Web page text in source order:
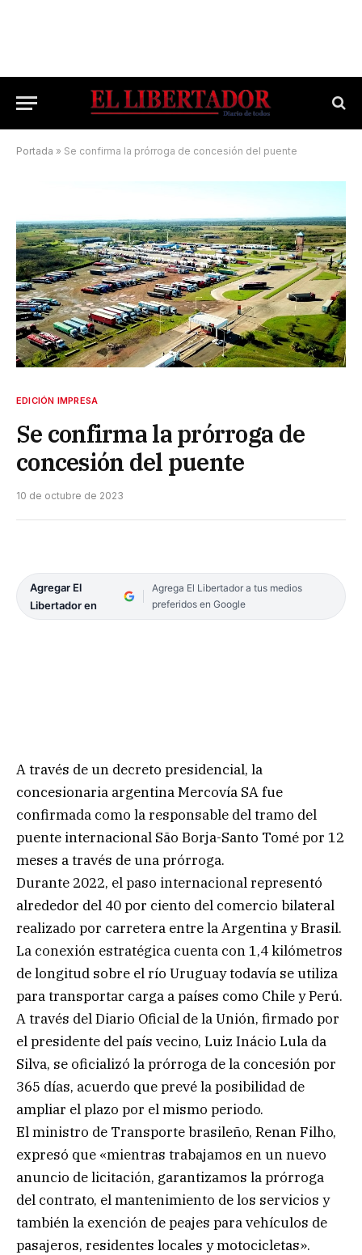
Portada » Se confirma la prórroga de concesión del puente
EDICIÓN IMPRESA
Se confirma la prórroga de
concesión del puente
10 de octubre de 2023
Agregar El
Libertador en
Agrega El Libertador a tus medios
preferidos en Google
A través de un decreto presidencial, la
concesionaria argentina Mercovía SA fue
confirmada como la responsable del tramo del
puente internacional São Borja-Santo Tomé por 12
meses a través de una prórroga.
Durante 2022, el paso internacional representó
alrededor del 40 por ciento del comercio bilateral
realizado por carretera entre la Argentina y Brasil.
La conexión estratégica cuenta con 1,4 kilómetros
de longitud sobre el río Uruguay todavía se utiliza
para transportar carga a países como Chile y Perú.
A través del Diario Oficial de la Unión, firmado por
el presidente del país vecino, Luiz Inácio Lula da
Silva, se oficializó la prórroga de la concesión por
365 días, acuerdo que prevé la posibilidad de
ampliar el plazo por el mismo periodo.
El ministro de Transporte brasileño, Renan Filho,
expresó que «mientras trabajamos en un nuevo
anuncio de licitación, garantizamos la prórroga
del contrato, el mantenimiento de los servicios y
también la exención de peajes para vehículos de
pasajeros, residentes locales y motocicletas».